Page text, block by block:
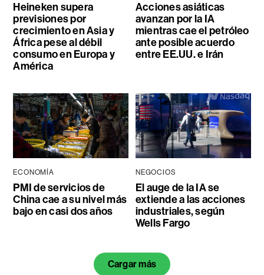
Heineken supera
previsiones por
crecimiento en Asia y
África pese al débil
consumo en Europa y
América
Acciones asiáticas
avanzan por la IA
mientras cae el petróleo
ante posible acuerdo
entre EE.UU. e Irán
ECONOMÍA
PMI de servicios de
China cae a su nivel más
bajo en casi dos años
NEGOCIOS
El auge de la IA se
extiende a las acciones
industriales, según
Wells Fargo
Cargar más